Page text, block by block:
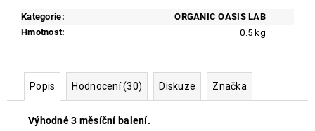
Kategorie:
ORGANIC OASIS LAB
Hmotnost: 0.5 kg
Popis Hodnocení (30) Diskuze Značka
Výhodné 3 měsíční balení.
199
Kč